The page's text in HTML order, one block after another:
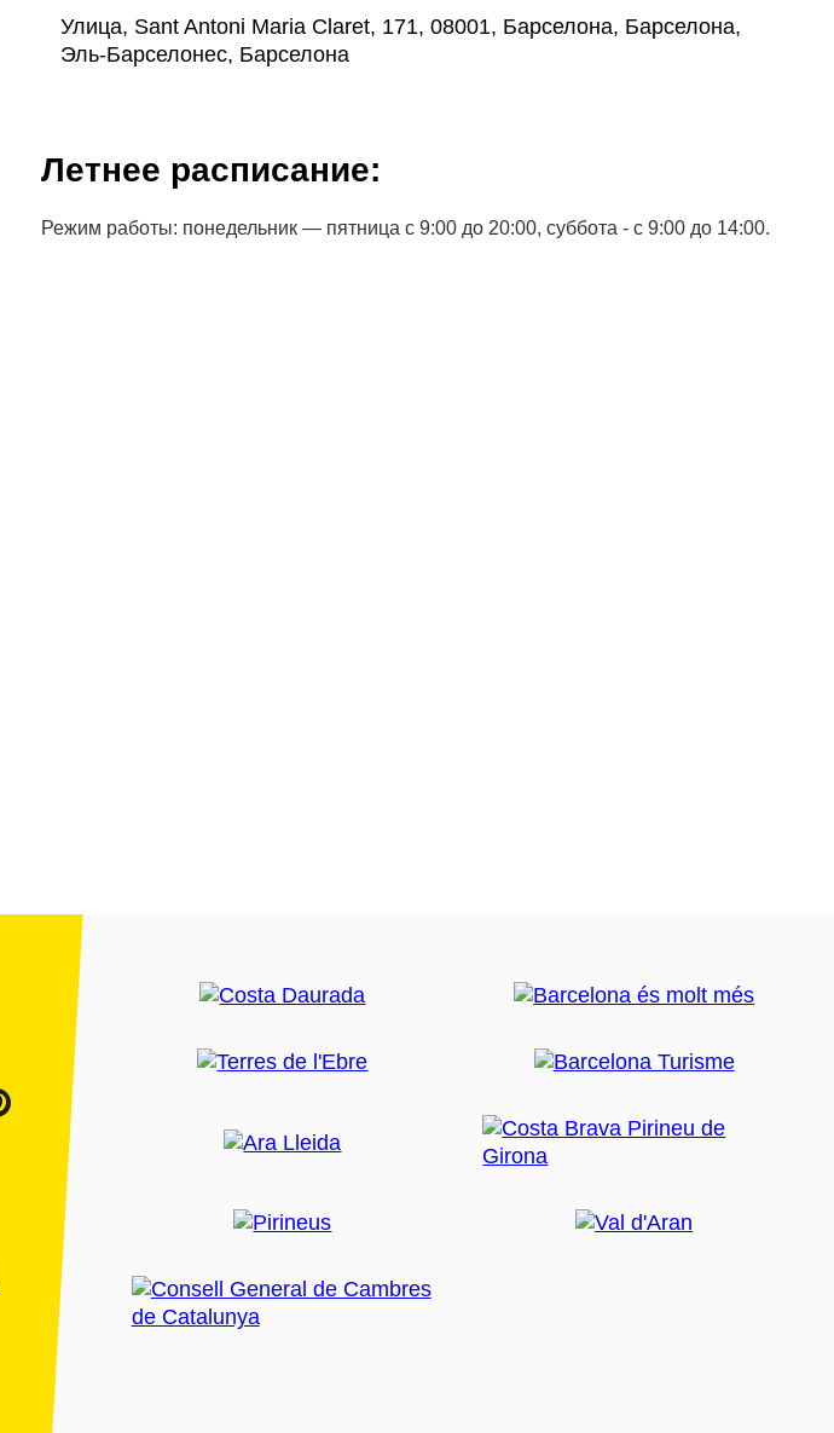
Улица, Sant Antoni Maria Claret, 171, 08001, Барселона, Барселона,
Эль-Барселонес, Барселона
Летнее расписание:
Режим работы: понедельник — пятница с 9:00 до 20:00, суббота - с 9:00 до 14:00.